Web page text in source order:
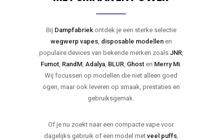
Bij Dampfabriekontdek je een sterke selectie
wegwerp vapes, disposable modellenen
populaire devices van bekende merken zoals JNR,
Fumot RandM Adalya BLUR Ghost en Merry Mi
Wij focussen op modellen die niet alleen goed
ogen, maar ook leveren op smaak, prestaties en
gebruiksgemak.
Of je nu zoekt naar een compacte vape voor
dagelijks gebruik of een model metveel puffs,